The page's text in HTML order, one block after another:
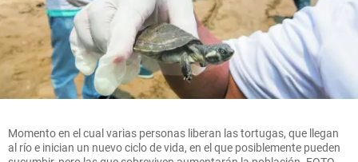
Momento en el cual varias personas liberan las tortugas, que llegan
al río e inician un nuevo ciclo de vida, en el que posiblemente pueden